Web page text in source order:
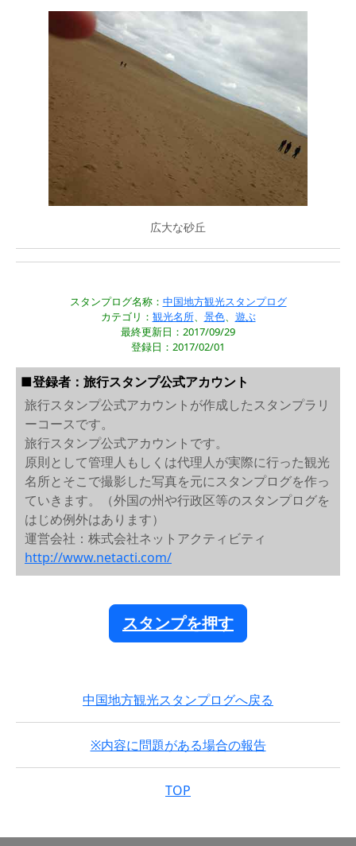
広大な砂丘
スタンプログ名称： 中国地方観光スタンプログ
カテゴリ： 観光名所、 景色、 遊ぶ
最終更新日：2017/09/29
登録日：2017/02/01
■登録者：旅行スタンプ公式アカウント
旅行スタンプ公式アカウントが作成したスタンプラリ
ーコースです。
旅行スタンプ公式アカウントです。
原則として管理人もしくは代理人が実際に行った観光
名所とそこで撮影した写真を元にスタンプログを作っ
ていきます。（外国の州や行政区等のスタンプログを
はじめ例外はあります）
運営会社：株式会社ネットアクティビティ
http://www.netacti.com/
スタンプを押す
中国地方観光スタンプログへ戻る
※内容に問題がある場合の報告
TOP